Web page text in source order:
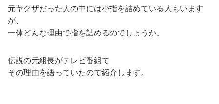
元ヤクザだった人の中には小指を詰めている人もいます
が、
一体どんな理由で指を詰めるのでしょうか。
伝説の元組長がテレビ番組で
その理由を語っていたので紹介します。